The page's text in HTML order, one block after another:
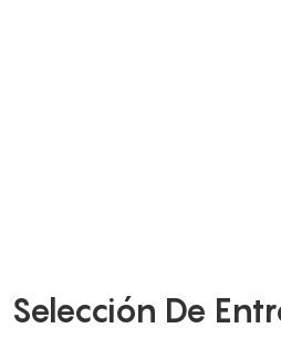
Selección De